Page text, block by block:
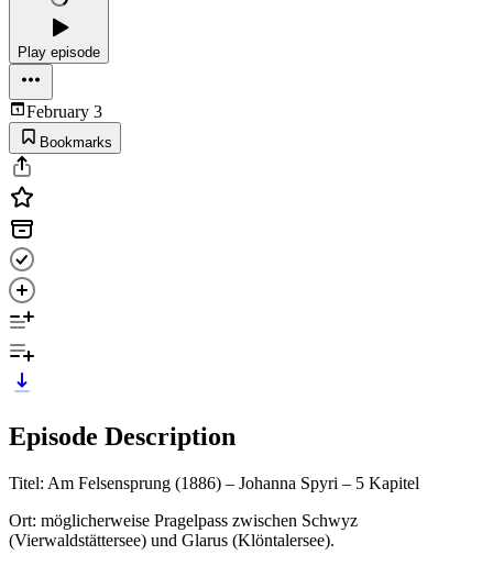
Play episode
February 3
Bookmarks
Episode Description
Titel: Am Felsensprung (1886) – Johanna Spyri – 5 Kapitel
Ort: möglicherweise Pragelpass zwischen Schwyz
(Vierwaldstättersee) und Glarus (Klöntalersee).